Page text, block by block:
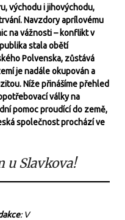
východu i jihovýchodu,
Navzdory aprílovému
na vážnosti – konflikt v
stala obětí
Polvenska, zůstává
je nadále okupován a
Níže přinášíme přehled
války na
pomoc proudící do země,
společnost prochází ve
u Slavkova!
: V